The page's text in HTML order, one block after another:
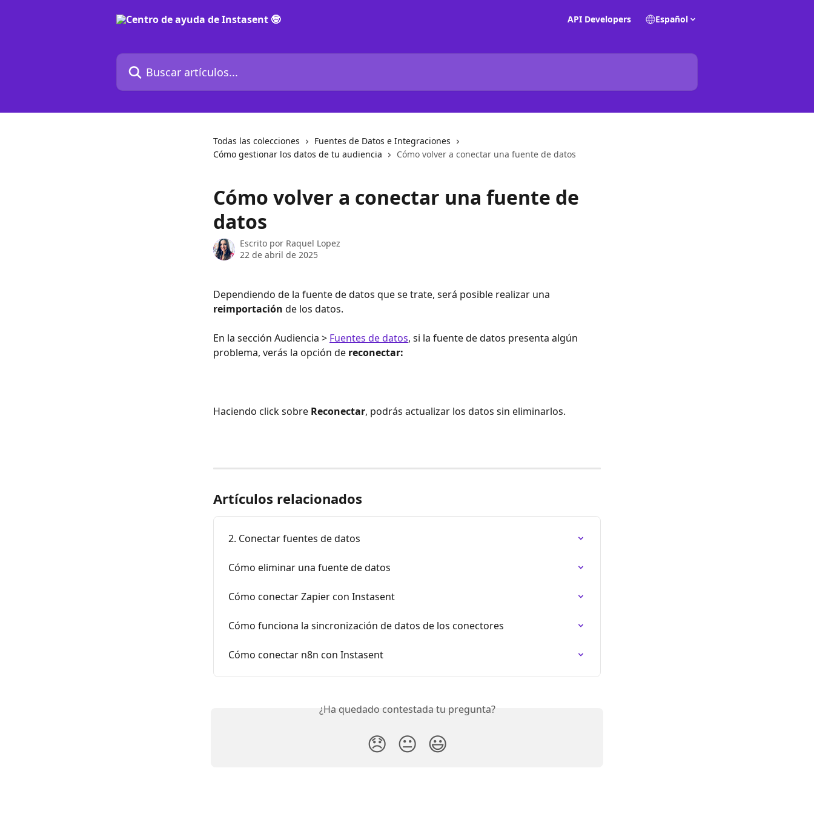
API Developers Español
Buscar artículos...
Todas las colecciones
Fuentes de Datos e Integraciones
Cómo gestionar los datos de tu audiencia
Cómo volver a conectar una fuente de datos
Cómo volver a conectar una fuente de
datos
Escrito por Raquel Lopez
22 de abril de 2025
Dependiendo de la fuente de datos que se trate, será posible realizar una
reimportación de los datos.
En la sección Audiencia > Fuentes de datos, si la fuente de datos presenta algún
problema, verás la opción de reconectar:
Haciendo click sobre Reconectar, podrás actualizar los datos sin eliminarlos.
Artículos relacionados
2. Conectar fuentes de datos
Cómo eliminar una fuente de datos
Cómo conectar Zapier con Instasent
Cómo funciona la sincronización de datos de los conectores
Cómo conectar n8n con Instasent
¿Ha quedado contestada tu pregunta?
😞 😐 😃